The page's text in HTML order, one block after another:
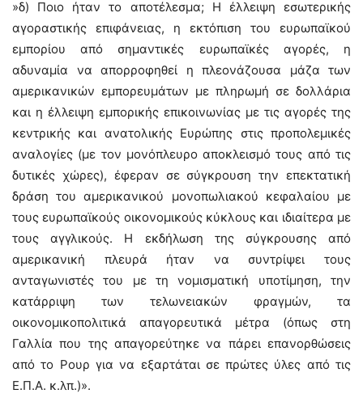
»δ) Ποιο ήταν το αποτέλεσμα; Η έλλειψη εσωτερικής
αγοραστικής επιφάνειας, η εκτόπιση του ευρωπαϊκού
εμπορίου από σημαντικές ευρωπαϊκές αγορές, η
αδυναμία να απορροφηθεί η πλεονάζουσα μάζα των
αμερικανικών εμπορευμάτων με πληρωμή σε δολλάρια
και η έλλειψη εμπορικής επικοινωνίας με τις αγορές της
κεντρικής και ανατολικής Ευρώπης στις προπολεμικές
αναλογίες (με τον μονόπλευρο αποκλεισμό τους από τις
δυτικές χώρες), έφεραν σε σύγκρουση την επεκτατική
δράση του αμερικανικού μονοπωλιακού κεφαλαίου με
τους ευρωπαϊκούς οικονομικούς κύκλους και ιδιαίτερα με
τους αγγλικούς. Η εκδήλωση της σύγκρουσης από
αμερικανική πλευρά ήταν να συντρίψει τους
ανταγωνιστές του με τη νομισματική υποτίμηση, την
κατάρριψη των τελωνειακών φραγμών, τα
οικονομικοπολιτικά απαγορευτικά μέτρα (όπως στη
Γαλλία που της απαγορεύτηκε να πάρει επανορθώσεις
από το Ρουρ για να εξαρτάται σε πρώτες ύλες από τις
Ε.Π.Α. κ.λπ.)».